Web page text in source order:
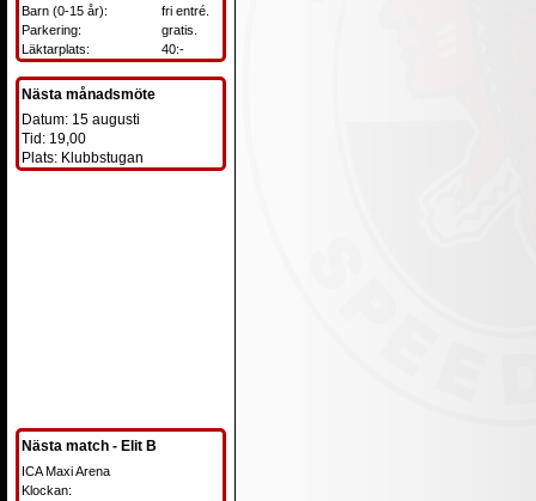
Barn (0-15 år):
fri entré.
Parkering:
gratis.
Läktarplats:
40:-
Nästa månadsmöte
Datum: 15 augusti
Tid: 19,00
Plats: Klubbstugan
Nästa match - Elit B
ICA Maxi Arena
Klockan: